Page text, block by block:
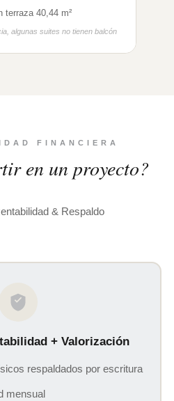
terraza 40,44 m²
algunas suites no tienen balcón
FINANCIERA
en un proyecto?
& Respaldo
+ Valorización
respaldados por escritura
mensual